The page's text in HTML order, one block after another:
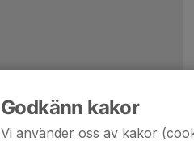
Godkänn kakor
Vi använder oss av kakor